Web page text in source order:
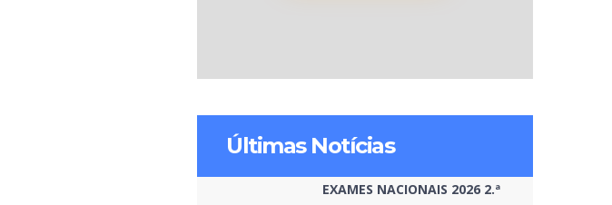
Últimas Notícias
EXAMES NACIONAIS 2026 2.ª